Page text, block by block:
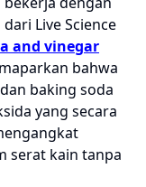
Live Science
and vinegar
bahwa
baking soda
yang secara
serat kain tanpa